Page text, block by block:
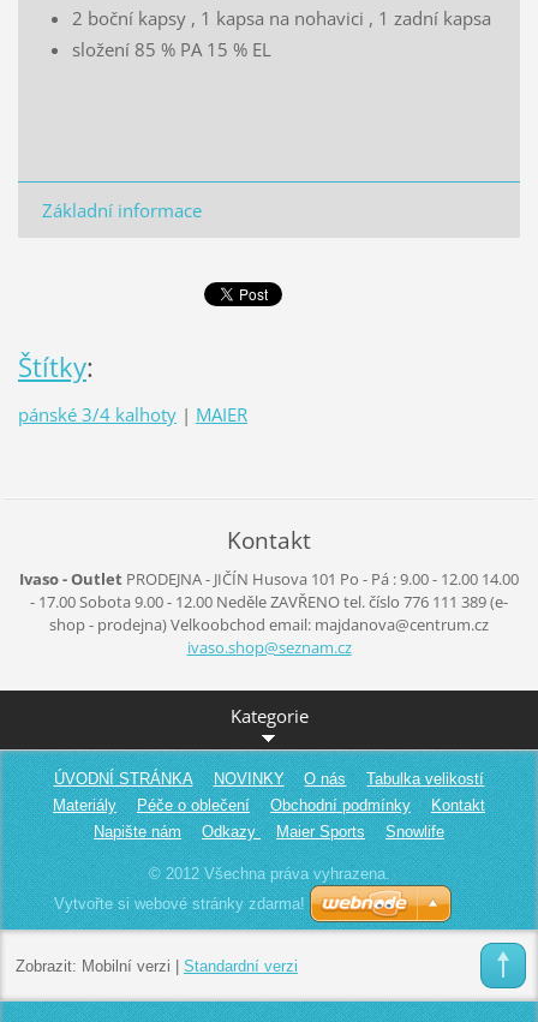
2 boční kapsy , 1 kapsa na nohavici , 1 zadní kapsa
složení 85 % PA 15 % EL
Základní informace
Štítky:
pánské 3/4 kalhoty | MAIER
Kontakt
Ivaso - Outlet PRODEJNA - JIČÍN Husova 101 Po - Pá :9.00 - 12.00 14.00
- 17.00Sobota 9.00 - 12.00 NeděleZAVŘENOtel. číslo 776 111 389(e-
shop - prodejna)Velkoobchod email: majdanova@centrum.cz
ivaso.shop@seznam.cz
Kategorie
ÚVODNÍ STRÁNKA NOVINKY O nás
Tabulka velikostí
Materiály
Péče o oblečení Obchodní podmínky
Kontakt
Napište nám
Odkazy Maier Sports Snowlife
© 2012 Všechna práva vyhrazena.
Vytvořte si webové stránky zdarma!
Zobrazit: Mobilní verzi Standardní verzi